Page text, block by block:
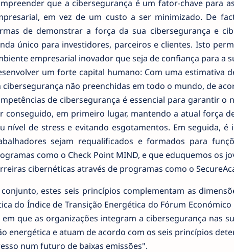
que a cibersegurança é um fator-chave para
em vez de um custo a ser minimizado. De
de demonstrar a força da sua cibersegurança e
único para investidores, parceiros e clientes. Isto
empresarial inovador que seja de confiança para a
um forte capital humano: Com uma estimativa
cibersegurança não preenchidas em todo o mundo, de
de cibersegurança é essencial para garantir
conseguido, em primeiro lugar, mantendo a atual força
nível de stress e evitando esgotamentos. Em seguida,
sejam requalificados e formados para
como o Check Point MIND, e que eduquemos os
cibernéticas através de programas como o
estes seis princípios complementam as
do Índice de Transição Energética do Fórum
em que as organizações integram a cibersegurança nas
energética e atuam de acordo com os seis princípios
num futuro de baixas emissões".